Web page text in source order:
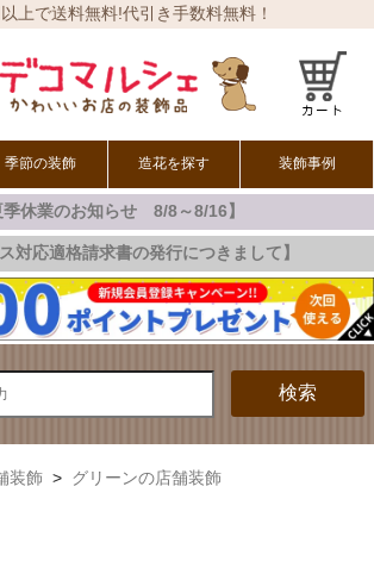
上で送料無料!代引き手数料無料！
季節の装飾
の装飾
の装飾
の装飾
の装飾
ルシーズン
造花を探す 装飾事例
季休業のお知らせ 8/8～8/16】
対応適格請求書の発行につきまして】
検索
装飾 > グリーンの店舗装飾